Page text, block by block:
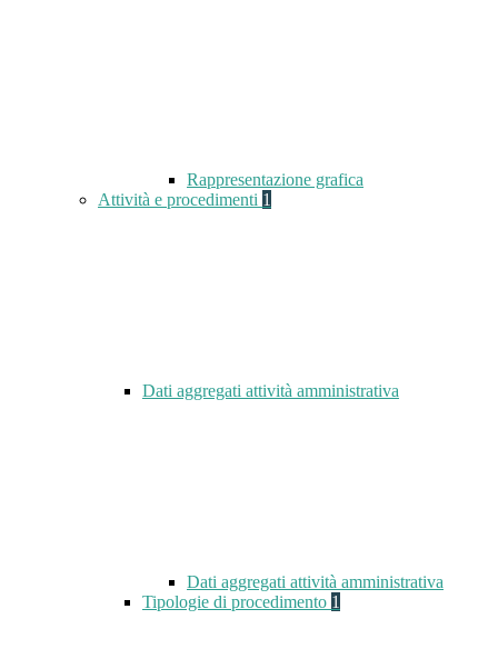
Rappresentazione grafica
Attività e procedimenti 1
Dati aggregati attività amministrativa
Dati aggregati attività amministrativa
Tipologie di procedimento 1